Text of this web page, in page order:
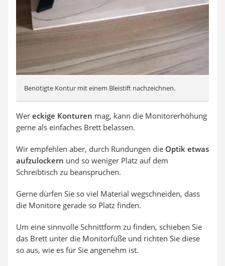
Benötigte Kontur mit einem Bleistift nachzeichnen.
Wer eckige Konturen mag, kann die Monitorerhöhung
gerne als einfaches Brett belassen.
Wir empfehlen aber, durch Rundungen die Optik etwas
aufzulockern und so weniger Platz auf dem
Schreibtisch zu beanspruchen.
Gerne dürfen Sie so viel Material wegschneiden, dass
die Monitore gerade so Platz finden.
Um eine sinnvolle Schnittform zu finden, schieben Sie
das Brett unter die Monitorfüße und richten Sie diese
so aus, wie es für Sie angenehm ist.